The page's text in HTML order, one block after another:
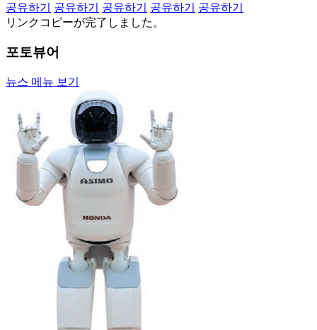
공유하기
공유하기 공유하기 공유하기
공유하기
リンクコピーが完了しました。
포토뷰어
뉴스 메뉴 보기